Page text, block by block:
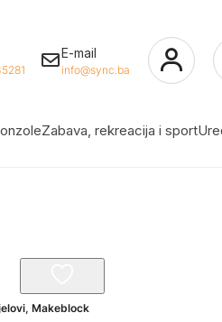
E-mail
info@sync.ba
Zabava, rekreacija i sport
,Makeblock